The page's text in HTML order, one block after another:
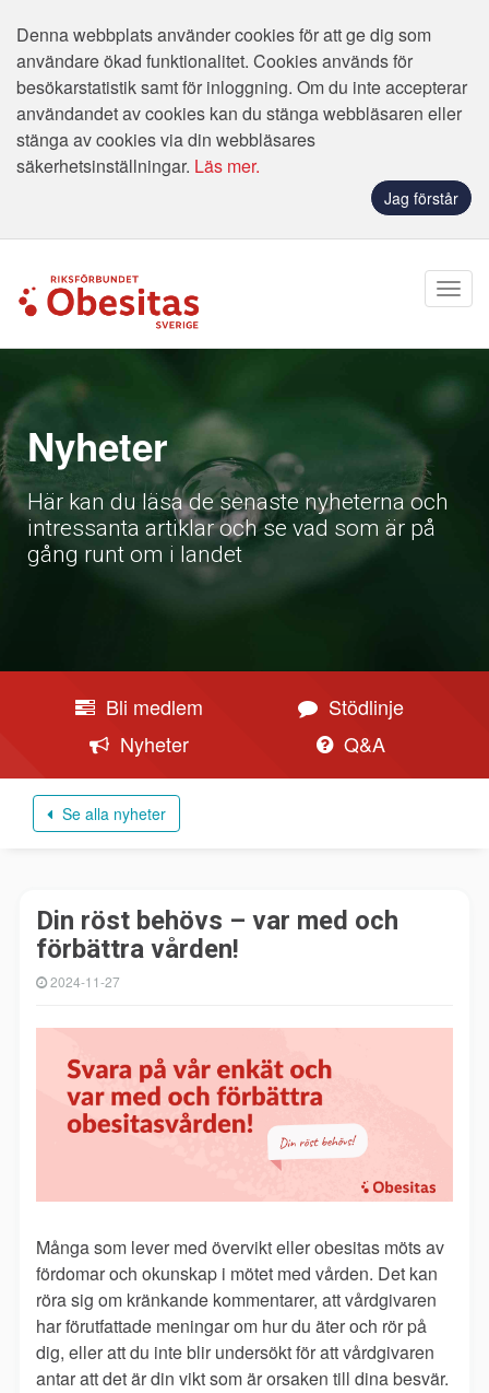
Denna webbplats använder cookies för att ge dig som
användare ökad funktionalitet. Cookies används för
besökarstatistik samt för inloggning. Om du inte accepterar
användandet av cookies kan du stänga webbläsaren eller
stänga av cookies via din webbläsares
säkerhetsinställningar. Läs mer.
Jag förstår
Nyheter
Här kan du läsa de senaste nyheterna och
intressanta artiklar och se vad som är på
gång runt om i landet
Bli medlem
Stödlinje
Nyheter
Q&A
Se alla nyheter
Din röst behövs – var med och
förbättra vården!
2024-11-27
Många som lever med övervikt eller obesitas möts av
fördomar och okunskap i mötet med vården. Det kan
röra sig om kränkande kommentarer, att vårdgivaren
har förutfattade meningar om hur du äter och rör på
dig, eller att du inte blir undersökt för att vårdgivaren
antar att det är din vikt som är orsaken till dina besvär.